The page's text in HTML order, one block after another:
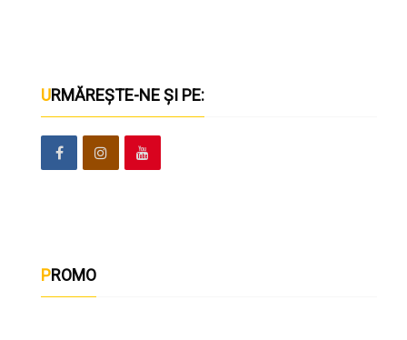
URMĂREȘTE-NE ȘI PE:
PROMO